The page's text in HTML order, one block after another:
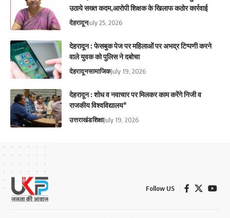
उठाये सख्त कदम,आरोपी शिक्षक के खिलाफ कठोर कार्रवाई
देहरादूनJuly 25, 2026
देहरादून : फेसबुक पेज पर महिलाओं पर अभद्र टिप्पणी करने
वाले युवक को पुलिस ने दबोचा
देहरादूनसामाजिकJuly 19, 2026
देहरादून : शोध व नवाचार पर मिलकर काम करेंगे निजी व
राजकीय विश्वविद्यालय*
उत्तराखंडशिक्षाJuly 19, 2026
Follow US